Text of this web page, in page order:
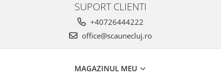
SUPORT CLIENTI
+40726444222
office@scaunecluj.ro
MAGAZINUL MEU